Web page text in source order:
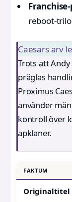
reboot-
Caesars arv
Trots att
präglas
Proximus
använder
kontroll över
apklaner.
FAKTUM
Originaltitel